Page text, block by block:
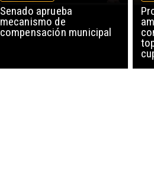
Senado aprueba
mecanismo de
compensación municipal